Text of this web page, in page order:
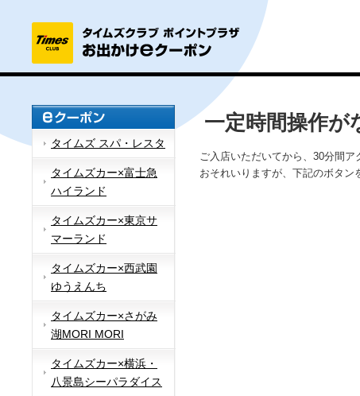
タイムズ スパ・レスタ
タイムズカー×富士急
ハイランド
タイムズカー×東京サ
マーランド
タイムズカー×西武園
ゆうえんち
タイムズカー×さがみ
湖MORI MORI
タイムズカー×横浜・
八景島シーパラダイス
一定時間操作が
ご入店いただいてから、30分間ア
おそれいりますが、下記のボタン